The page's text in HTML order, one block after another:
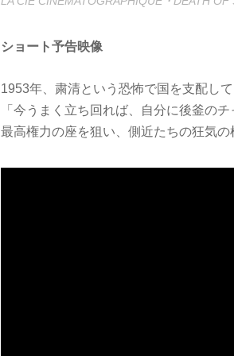
ショート予告映像
1953年、粛清という恐怖で国を支配し
「今うまく立ち回れば、自分に後釜のチ
最高権力の座を狙い、側近たちの狂気